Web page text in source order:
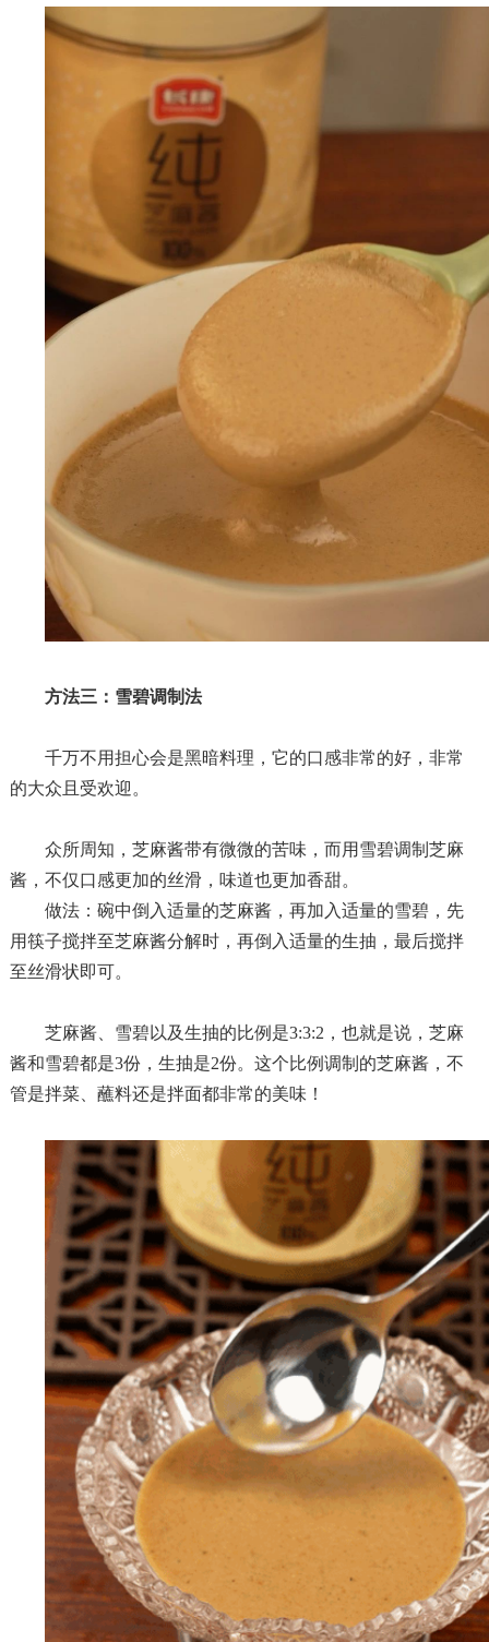
方法三：雪碧调制法
千万不用担心会是黑暗料理，它的口感非常的好，非常
的大众且受欢迎。
众所周知，芝麻酱带有微微的苦味，而用雪碧调制芝麻
酱，不仅口感更加的丝滑，味道也更加香甜。
做法： 碗中倒入适量的芝麻酱，再加入适量的雪碧，先
用筷子搅拌至芝麻酱分解时，再倒入适量的生抽，最后搅拌
至丝滑状即可。
芝麻酱、雪碧以及生抽的比例是3:3:2， 也就是说，芝麻
酱和雪碧都是3份，生抽是2份。 这个比例调制的芝麻酱，不
管是拌菜、蘸料还是拌面都非常的美味！